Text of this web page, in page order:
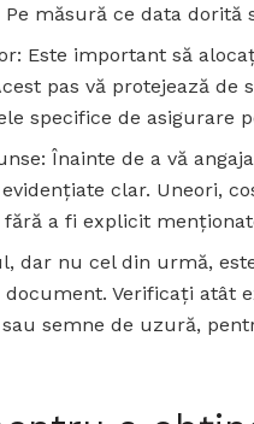
Pe măsură ce data
Este important să
pas vă protejează de
specifice de asigurare
Înainte de a vă
clar. Uneori,
a fi explicit
dar nu cel din urmă,
document. Verificați
semne de uzură,